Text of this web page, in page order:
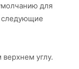
для
следующие
углу.